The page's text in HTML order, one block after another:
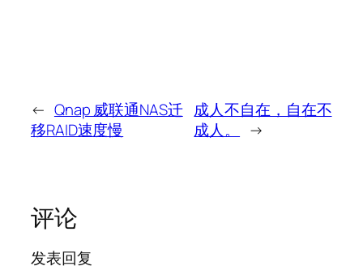
← Qnap 威联通NAS迁
移RAID速度慢
成人不自在，自在不
成人。
→
评论
发表回复